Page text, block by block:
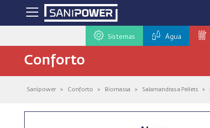
Sistemas Água
Conforto
Sanipower > Conforto > Biomassa > Salamandras a Pellets >